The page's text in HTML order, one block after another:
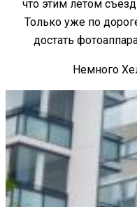
что этим летом
Только уже по
достать
Немного